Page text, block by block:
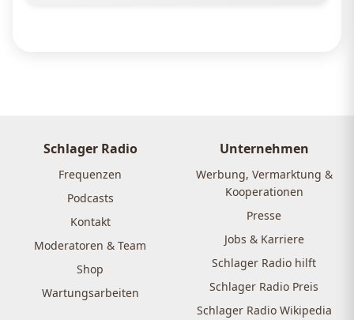
Schlager Radio
Frequenzen
Podcasts
Kontakt
Moderatoren & Team
Shop
Wartungsarbeiten
Unternehmen
Werbung, Vermarktung &
Kooperationen
Presse
Jobs & Karriere
Schlager Radio hilft
Schlager Radio Preis
Schlager Radio Wikipedia